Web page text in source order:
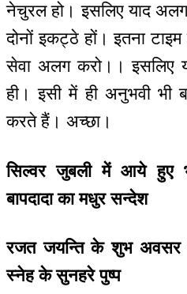
नेचुरल हो। इसलिए याद
दोनों इकट्ठे हों। इतना
सेवा अलग करो।। इसलिए
ही। इसी में ही अनुभवी भी
करते हैं। अच्छा।
सिल्वर जुबली में आये हुए
बापदादा का मधुर सन्देश
रजत जयन्ति के शुभ अवसर
स्नेह के सुनहरे पुष्प